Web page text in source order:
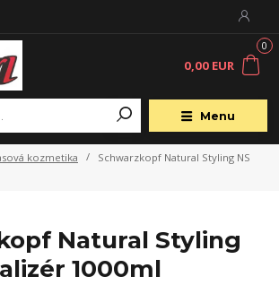
Menu
0
0,00 EUR
kozmetika
Schwarzkopf Natural Styling NS
Natural Styling
1000ml